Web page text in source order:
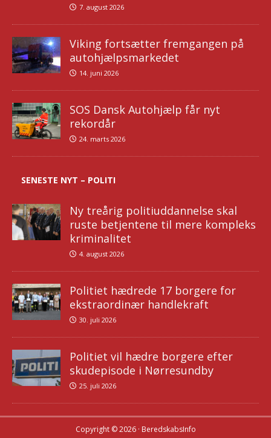
7. august 2026
Viking fortsætter fremgangen på
autohjælpsmarkedet
14. juni 2026
SOS Dansk Autohjælp får nyt
rekordår
24. marts 2026
SENESTE NYT – POLITI
Ny treårig politiuddannelse skal
ruste betjentene til mere kompleks
kriminalitet
4. august 2026
Politiet hædrede 17 borgere for
ekstraordinær handlekraft
30. juli 2026
Politiet vil hædre borgere efter
skudepisode i Nørresundby
25. juli 2026
Copyright © 2026 · BeredskabsInfo